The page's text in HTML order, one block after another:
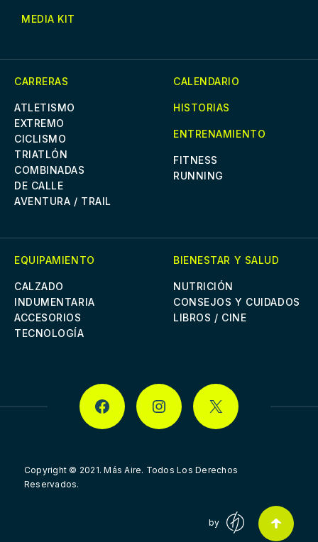
MEDIA KIT
CARRERAS
ATLETISMO
EXTREMO
CICLISMO
TRIATLÓN
COMBINADAS
DE CALLE
AVENTURA / TRAIL
CALENDARIO
HISTORIAS
ENTRENAMIENTO
FITNESS
RUNNING
EQUIPAMIENTO
CALZADO
INDUMENTARIA
ACCESORIOS
TECNOLOGÍA
BIENESTAR Y SALUD
NUTRICIÓN
CONSEJOS Y CUIDADOS
LIBROS / CINE
FACEBOOK INSTAGRAMX
Copyright © 2021.Más Aire. Todos Los Derechos
Reservados.
by